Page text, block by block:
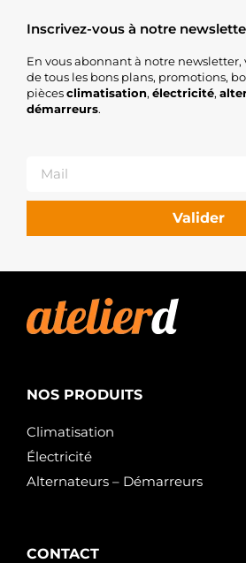
Inscrivez-vous à notre
En vous abonnant à notre newsletter,
de tous les bons plans, promotions,
piècesclimatisation, électricité,
démarreurs.
Valider
NOS PRODUITS
Climatisation
Électricité
Alternateurs – Démarreurs
CONTACT